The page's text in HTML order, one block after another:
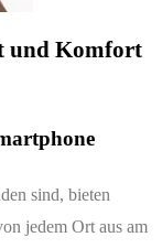
und Komfort
sind, bieten
jedem Ort aus am